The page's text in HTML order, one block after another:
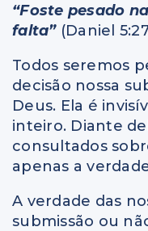
“Foste pesado
falta”(Daniel
Todos seremos
decisão nossa
Deus. Ela é
inteiro. Diante
consultados
apenas a
A verdade das
submissão ou